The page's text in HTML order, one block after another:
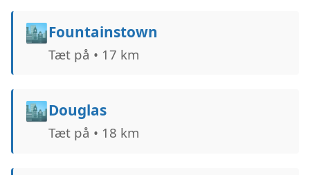
🏙️Fountainstown
Tæt på • 17 km
🏙️Douglas
Tæt på • 18 km